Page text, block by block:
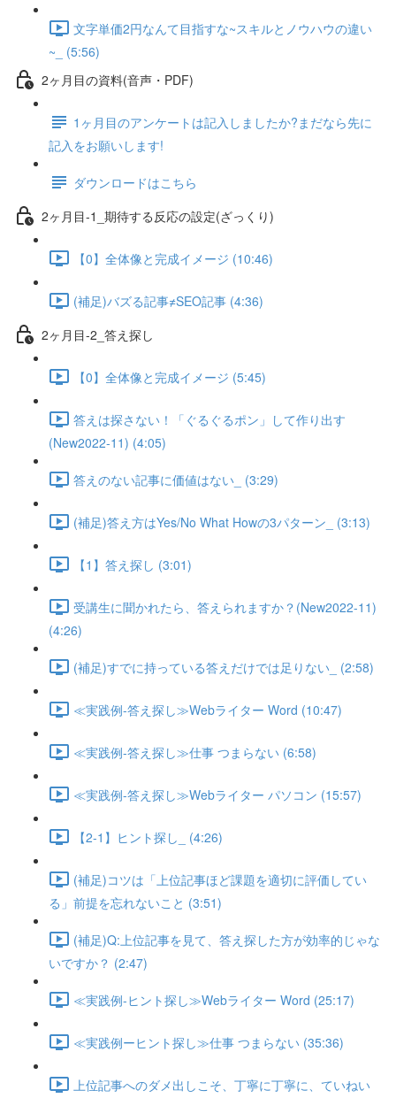
文字単価2円なんて目指すな~スキルとノウハウの違い
~_ (5:56)
2ヶ月目の資料(音声・PDF)
1ヶ月目のアンケートは記入しましたか?まだなら先に
記入をお願いします!
ダウンロードはこちら
2ヶ月目-1_期待する反応の設定(ざっくり)
【0】全体像と完成イメージ (10:46)
(補足)バズる記事≠SEO記事 (4:36)
2ヶ月目-2_答え探し
【0】全体像と完成イメージ (5:45)
答えは探さない！「ぐるぐるポン」して作り出す
(New2022-11) (4:05)
答えのない記事に価値はない_ (3:29)
(補足)答え方はYes/No What Howの3パターン_ (3:13)
【1】答え探し (3:01)
受講生に聞かれたら、答えられますか？(New2022-11)
(4:26)
(補足)すでに持っている答えだけでは足りない_ (2:58)
≪実践例-答え探し≫Webライター Word (10:47)
≪実践例-答え探し≫仕事 つまらない (6:58)
≪実践例-答え探し≫Webライター パソコン (15:57)
【2-1】ヒント探し_ (4:26)
(補足)コツは「上位記事ほど課題を適切に評価してい
る」前提を忘れないこと (3:51)
(補足)Q:上位記事を見て、答え探した方が効率的じゃな
いですか？ (2:47)
≪実践例-ヒント探し≫Webライター Word (25:17)
≪実践例ーヒント探し≫仕事 つまらない (35:36)
上位記事へのダメ出しこそ、丁寧に丁寧に、ていねい